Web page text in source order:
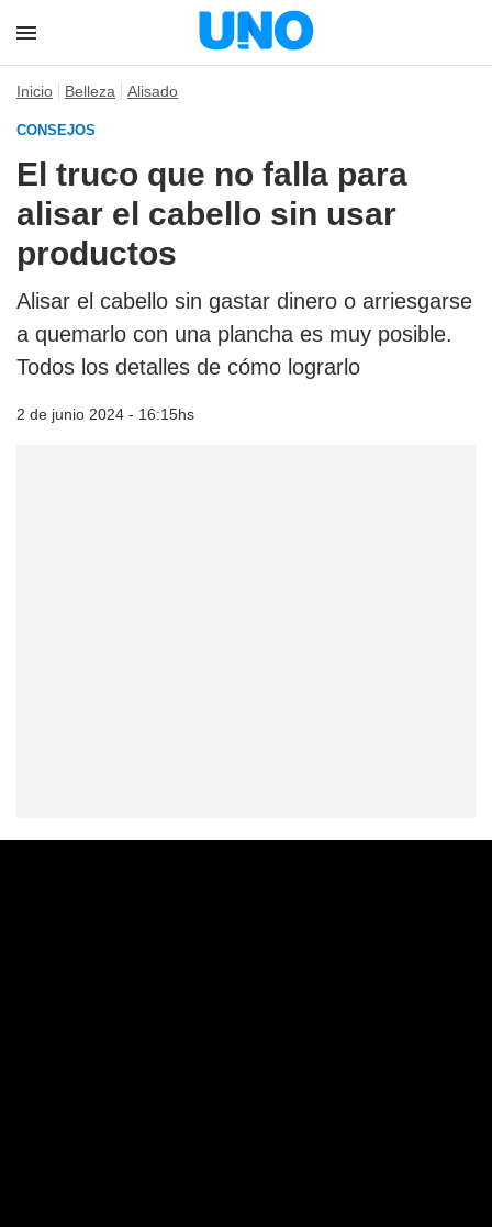
Inicio Belleza Alisado
CONSEJOS
El truco que no falla para
alisar el cabello sin usar
productos
Alisar el cabello sin gastar dinero o arriesgarse
a quemarlo con una plancha es muy posible.
Todos los detalles de cómo lograrlo
2 de junio 2024 - 16:15hs